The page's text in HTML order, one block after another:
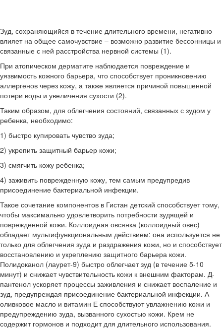
Зуд, сохраняющийся в течение длительного времени, негативно
влияет на общее самочувствие – возможно развитие бессонницы и
связанные с ней расстройства нервной системы (1).
При атопическом дерматите наблюдается повреждение и
уязвимость кожного барьера, что способствует проникновению
аллергенов через кожу, а также является причиной повышенной
потери воды и увеличения сухости (2).
Таким образом, для облегчения состояний, связанных с зудом у
ребенка, необходимо:
1) быстро купировать чувство зуда;
2) укрепить защитный барьер кожи;
3) смягчить кожу ребенка;
4) заживить поврежденную кожу, тем самым предупредив
присоединение бактериальной инфекции.
Такое сочетание компонентов в Гистан детский способствует тому,
чтобы максимально удовлетворить потребности зудящей и
поврежденной кожи. Коллоидная овсянка (коллоидный овес)
обладает мультифункциональным действием: она используется не
только для облегчения зуда и раздражения кожи, но и способствует
восстановлению и укреплению защитного барьера кожи.
Полидоканол (лаурет-9) быстро облегчает зуд (в течение 5-10
минут) и снижает чувствительность кожи к внешним факторам. Д-
пантенол ускоряет процессы заживления и снижает воспаление и
зуд, предупреждая присоединение бактериальной инфекции. А
оливковое масло и витамин Е способствуют увлажнению кожи и
предупреждению зуда, вызванного сухостью кожи. Крем не
содержит гормонов и подходит для длительного использования.